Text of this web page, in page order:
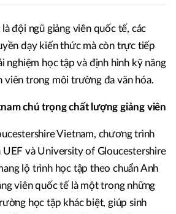
đội ngũ giảng viên quốc tế, các
dạy kiến thức mà còn trực tiếp
nghiệm học tập và định hình kỹ năng
viên trong môi trường đa văn hóa.
chú trọng chất lượng giảng viên
Vietnam, chương trình
và University of Gloucestershire
lộ trình học tập theo chuẩn Anh
viên quốc tế là một trong những
học tập khác biệt, giúp sinh